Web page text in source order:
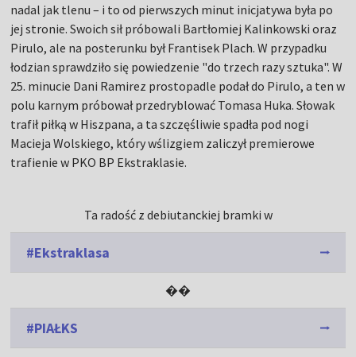
nadal jak tlenu – i to od pierwszych minut inicjatywa była po
jej stronie. Swoich sił próbowali Bartłomiej Kalinkowski oraz
Pirulo, ale na posterunku był Frantisek Plach. W przypadku
łodzian sprawdziło się powiedzenie "do trzech razy sztuka". W
25. minucie Dani Ramirez prostopadle podał do Pirulo, a ten w
polu karnym próbował przedryblować Tomasa Huka. Słowak
trafił piłką w Hiszpana, a ta szczęśliwie spadła pod nogi
Macieja Wolskiego, który wślizgiem zaliczył premierowe
trafienie w PKO BP Ekstraklasie.
Ta radość z debiutanckiej bramki w
#Ekstraklasa
��
#PIAŁKS